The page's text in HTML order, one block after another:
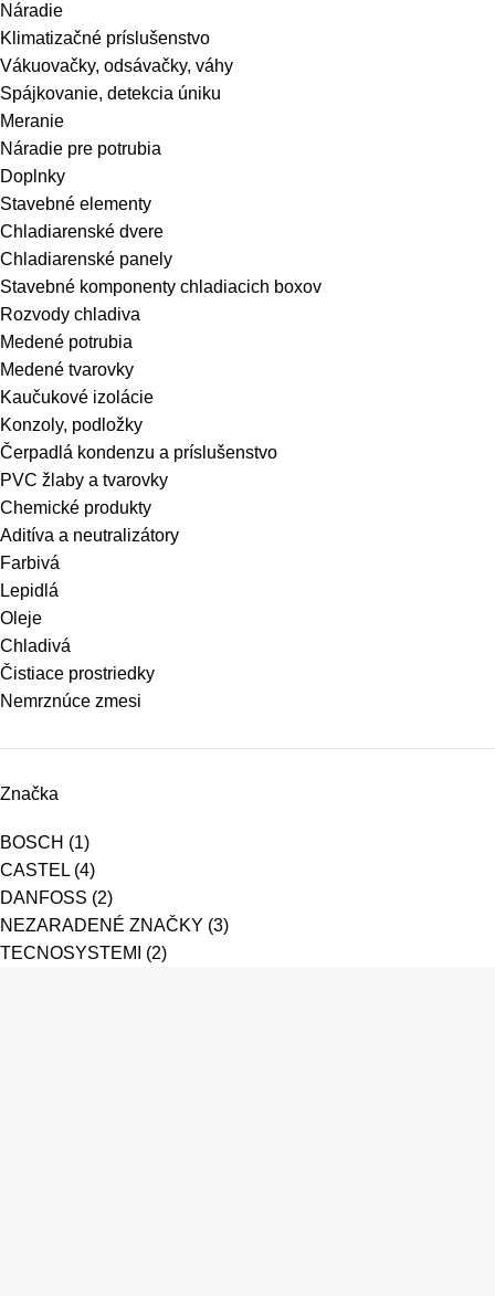
Náradie
Klimatizačné príslušenstvo
Vákuovačky, odsávačky, váhy
Spájkovanie, detekcia úniku
Meranie
Náradie pre potrubia
Doplnky
Stavebné elementy
Chladiarenské dvere
Chladiarenské panely
Stavebné komponenty chladiacich boxov
Rozvody chladiva
Medené potrubia
Medené tvarovky
Kaučukové izolácie
Konzoly, podložky
Čerpadlá kondenzu a príslušenstvo
PVC žlaby a tvarovky
Chemické produkty
Aditíva a neutralizátory
Farbivá
Lepidlá
Oleje
Chladivá
Čistiace prostriedky
Nemrznúce zmesi
Značka
BOSCH (1)
CASTEL (4)
DANFOSS (2)
NEZARADENÉ ZNAČKY (3)
TECNOSYSTEMI
(2)